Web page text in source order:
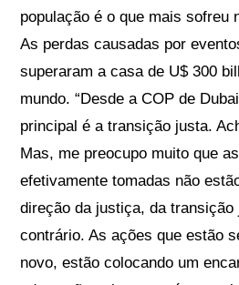
população é o que mais sofreu
As perdas causadas por
superaram a casa de U$ 300
mundo. “Desde a COP de
principal é a transição justa.
Mas, me preocupo muito que
efetivamente tomadas não
direção da justiça, da transição
contrário. As ações que estão
novo, estão colocando um